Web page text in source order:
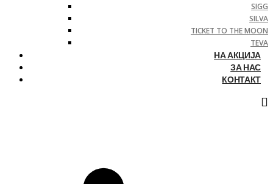
SIGG
SILVA
TICKET TO THE MOON
TEVA
НА АКЦИЈА
ЗА НАС
КОНТАКТ